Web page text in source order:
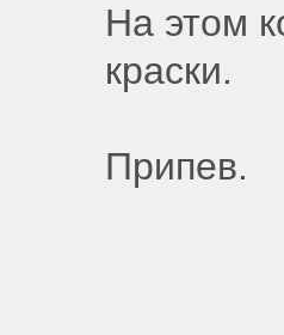
На этом
краски.
Припев.